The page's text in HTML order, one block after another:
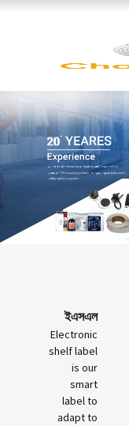
ইএসএল
Electronic
shelf label
is our
smart
label to
adapt to